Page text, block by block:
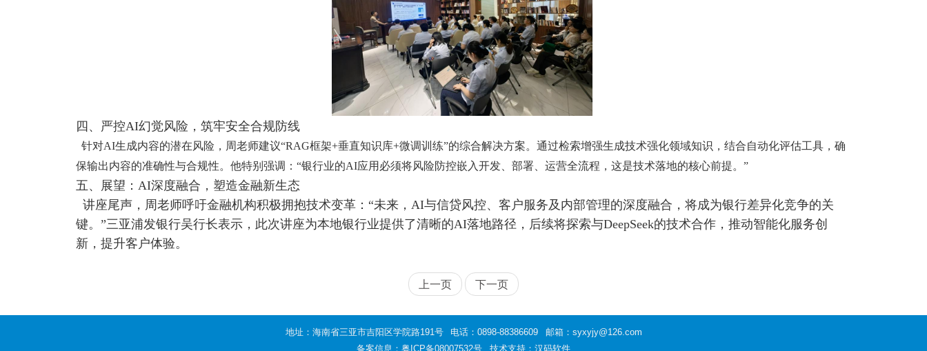
四、严控AI幻觉风险，筑牢安全合规防线
针对AI生成内容的潜在风险，周老师建议“RAG框架+垂直知识库+微调训练”的综合解决方案。通过检索增强生成技术强化领域知识，结合自动化评估工具，确
保输出内容的准确性与合规性。他特别强调：“银行业的AI应用必须将风险防控嵌入开发、部署、运营全流程，这是技术落地的核心前提。”
五、展望：AI深度融合，塑造金融新生态
讲座尾声，周老师呼吁金融机构积极拥抱技术变革：“未来，AI与信贷风控、客户服务及内部管理的深度融合，将成为银行差异化竞争的关
键。”三亚浦发银行吴行长表示，此次讲座为本地银行业提供了清晰的AI落地路径，后续将探索与DeepSeek的技术合作，推动智能化服务创
新，提升客户体验。
上一页 下一页
地址：海南省三亚市吉阳区学院路191号 电话：0898-88386609
邮箱：syxyjy@126.com
备案信息：粤ICP备08007532号 技术支持：汉码软件